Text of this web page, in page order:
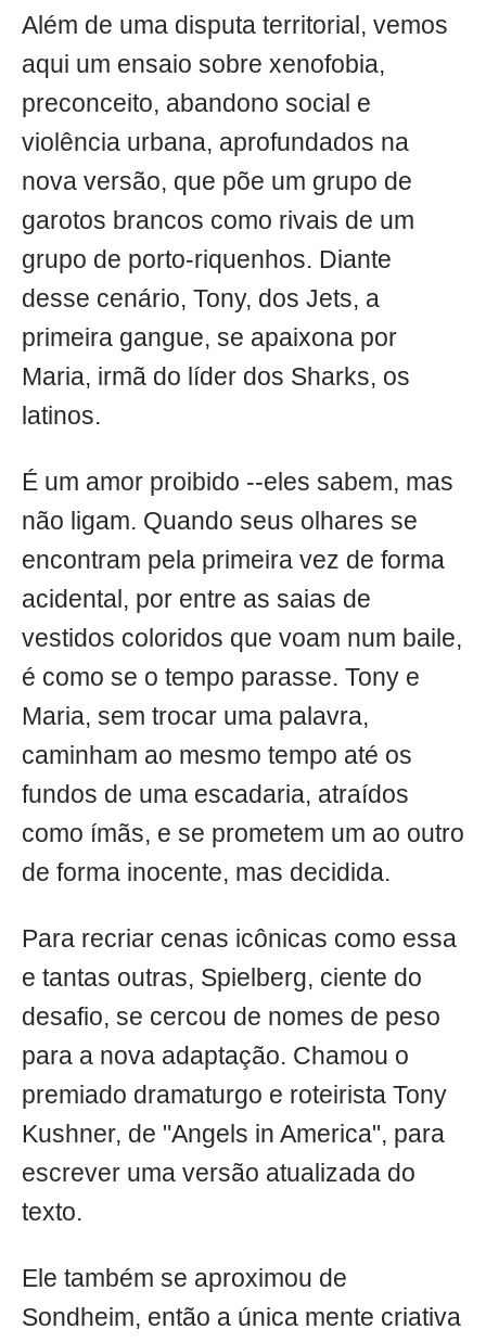
Além de uma disputa territorial, vemos
aqui um ensaio sobre xenofobia,
preconceito, abandono social e
violência urbana, aprofundados na
nova versão, que põe um grupo de
garotos brancos como rivais de um
grupo de porto-riquenhos. Diante
desse cenário, Tony, dos Jets, a
primeira gangue, se apaixona por
Maria, irmã do líder dos Sharks, os
latinos.
É um amor proibido --eles sabem, mas
não ligam. Quando seus olhares se
encontram pela primeira vez de forma
acidental, por entre as saias de
vestidos coloridos que voam num baile,
é como se o tempo parasse. Tony e
Maria, sem trocar uma palavra,
caminham ao mesmo tempo até os
fundos de uma escadaria, atraídos
como ímãs, e se prometem um ao outro
de forma inocente, mas decidida.
Para recriar cenas icônicas como essa
e tantas outras, Spielberg, ciente do
desafio, se cercou de nomes de peso
para a nova adaptação. Chamou o
premiado dramaturgo e roteirista Tony
Kushner, de "Angels in America", para
escrever uma versão atualizada do
texto.
Ele também se aproximou de
Sondheim, então a única mente criativa